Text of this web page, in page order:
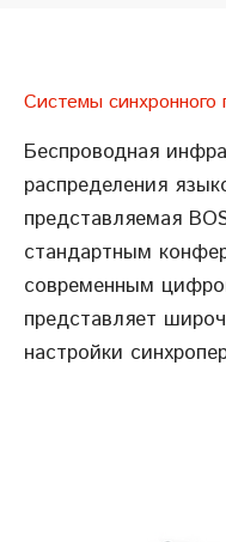
Системы
Беспроводная
распределения
представляемая
стандартным
современным
представляет
настройки